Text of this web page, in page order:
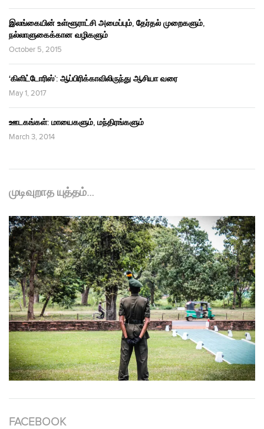
இலங்கையின் உள்ளூராட்சி அமைப்பும், தேர்தல் முறைகளும்,
நல்லாளுகைக்கான வழிகளும்
October 5, 2015
‘கிளிட்டோரிஸ்’: ஆப்பிரிக்காவிலிருந்து ஆசியா வரை
May 1, 2017
ஊடகங்கள்: மாயைகளும், மந்திரங்களும்
March 3, 2014
முடிவுறாத யுத்தம்…
FACEBOOK